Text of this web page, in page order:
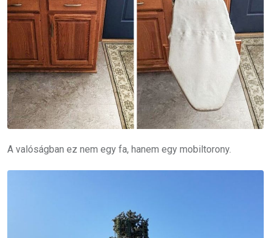
A valóságban ez nem egy fa, hanem egy mobiltorony.